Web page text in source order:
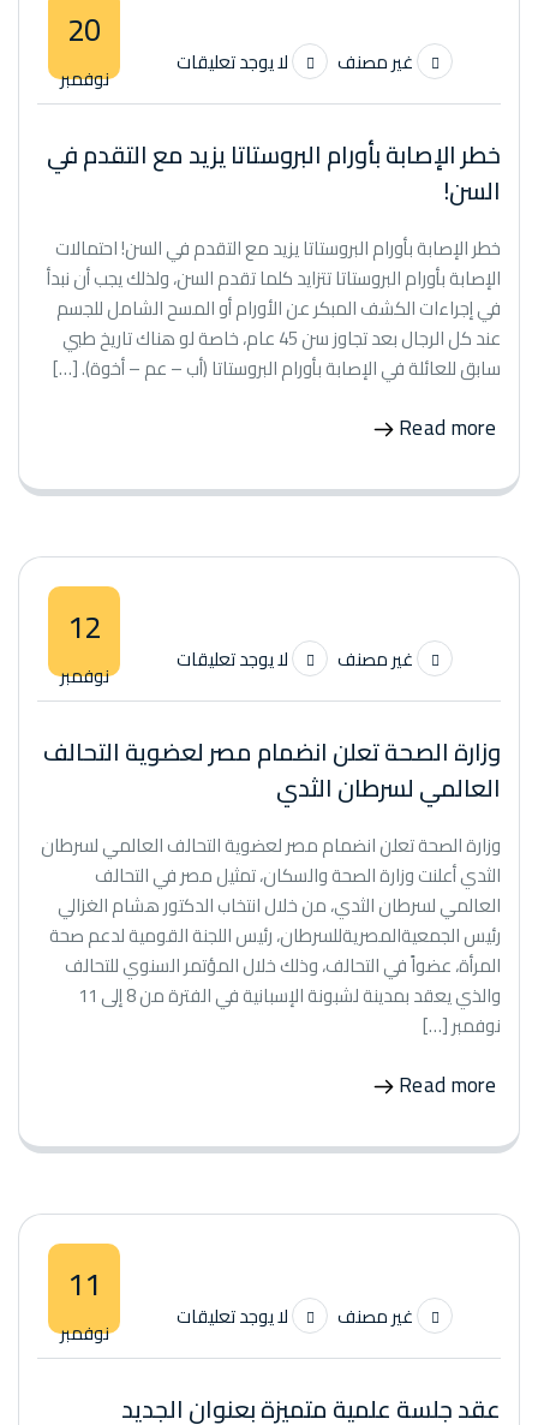
20
نوفمبر غير مصنف لا يوجد تعليقات
خطر الإصابة بأورام البروستاتا يزيد مع التقدم في
السن!
خطر الإصابة بأورام البروستاتا يزيد مع التقدم في السن! احتمالات
الإصابة بأورام البروستاتا تتزايد كلما تقدم السن، ولذلك يجب أن نبدأ
في إجراءات الكشف المبكر عن الأورام أو المسح الشامل للجسم
عند كل الرجال بعد تجاوز سن 45 عام، خاصة لو هناك تاريخ طبي
سابق للعائلة في الإصابة بأورام البروستاتا (أب – عم – أخوة). […]
Read more
12
نوفمبر غير مصنف لا يوجد تعليقات
وزارة الصحة تعلن انضمام مصر لعضوية التحالف
العالمي لسرطان الثدي
وزارة الصحة تعلن انضمام مصر لعضوية التحالف العالمي لسرطان
الثدي أعلنت وزارة الصحة والسكان، تمثيل مصر في التحالف
العالمي لسرطان الثدي، من خلال انتخاب الدكتور هشام الغزالي
رئيس الجمعيةالمصريةللسرطان، رئيس اللجنة القومية لدعم صحة
المرأة، عضواً في التحالف، وذلك خلال المؤتمر السنوي للتحالف
والذي يعقد بمدينة لشبونة الإسبانية في الفترة من 8 إلى 11
نوفمبر […]
Read more
11
نوفمبر غير مصنف لا يوجد تعليقات
عقد جلسة علمية متميزة بعنوان الجديد